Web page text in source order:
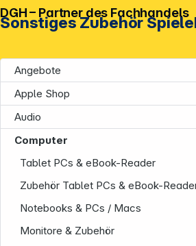
Sonstiges Zubehör
Angebote
Apple Shop
Audio
Computer
Tablet PCs & eBook-Reader
Zubehör Tablet PCs & eBook-
Notebooks & PCs / Macs
Monitore & Zubehör
DGH – Partner des Fachhandels